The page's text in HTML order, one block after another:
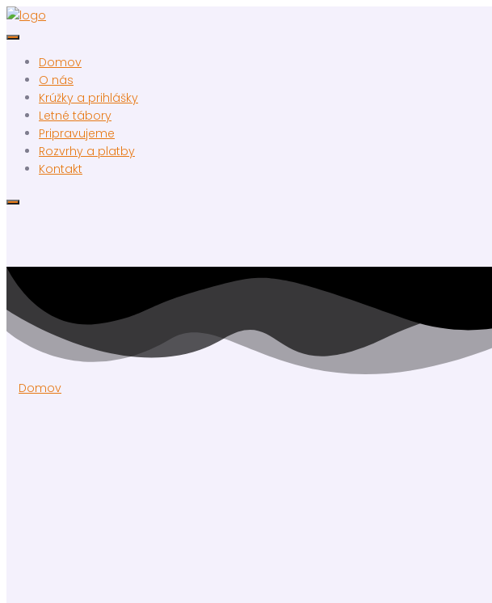
Domov
O nás
Krúžky a prihlášky
Letné tábory
Pripravujeme
Rozvrhy a platby
Kontakt
Domov